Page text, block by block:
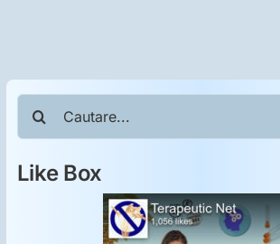
Antipsihiatrie
Antropologie
Cautare...
Like Box